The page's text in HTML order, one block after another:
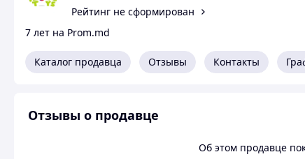
Рейтинг не сформирован
7 лет на Prom.md
Каталог продавца Отзывы Контакты
Отзывы о продавце
Об этом продавце